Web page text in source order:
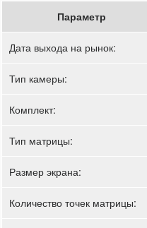
Параметр
Дата выхода на рынок:
Тип камеры:
Комплект:
Тип матрицы:
Размер экрана:
Количество точек матрицы: